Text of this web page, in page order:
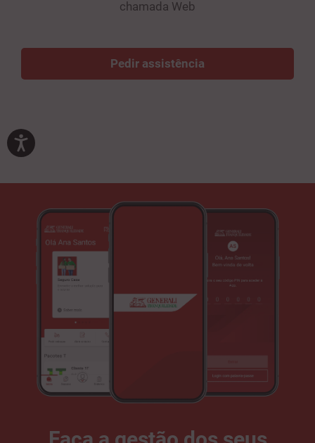
chamada Web
Pedir assistência